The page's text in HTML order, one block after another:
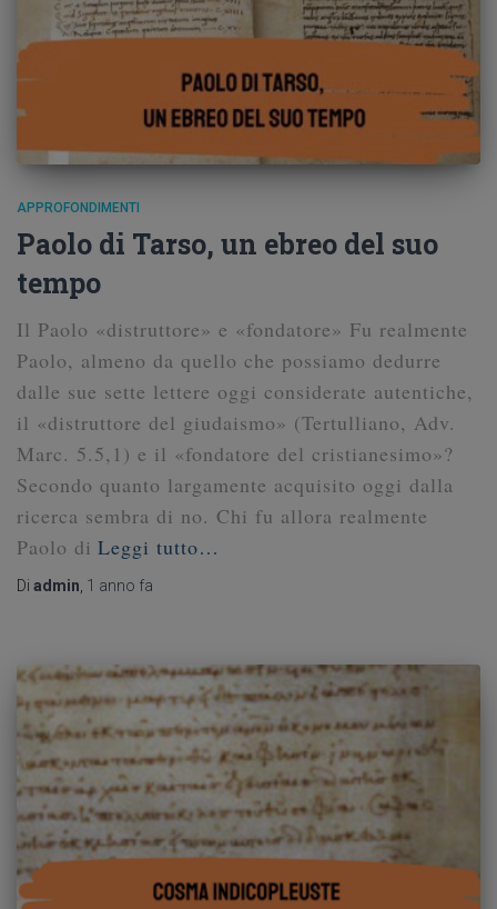
APPROFONDIMENTI
Paolo di Tarso, un ebreo del suo
tempo
Il Paolo «distruttore» e «fondatore» Fu realmente
Paolo, almeno da quello che possiamo dedurre
dalle sue sette lettere oggi considerate autentiche,
il «distruttore del giudaismo» (Tertulliano, Adv.
Marc. 5.5,1) e il «fondatore del cristianesimo»?
Secondo quanto largamente acquisito oggi dalla
ricerca sembra di no. Chi fu allora realmente
Paolo di Leggi tutto…
Di admin 1 anno fa